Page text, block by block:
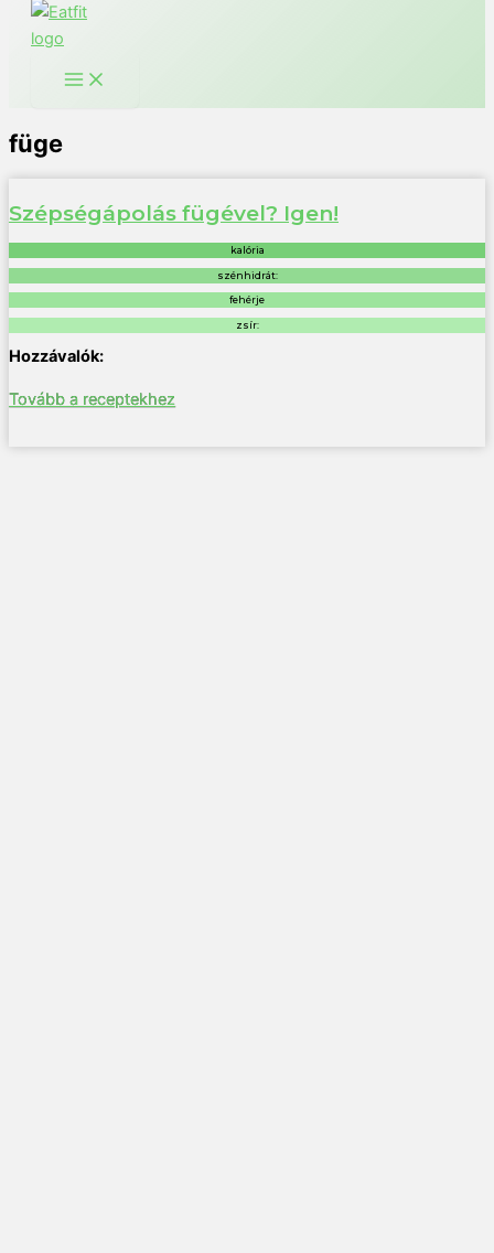
füge
Szépségápolás fügével? Igen!
kalória
szénhidrát:
fehérje
zsír:
Tovább a receptekhez